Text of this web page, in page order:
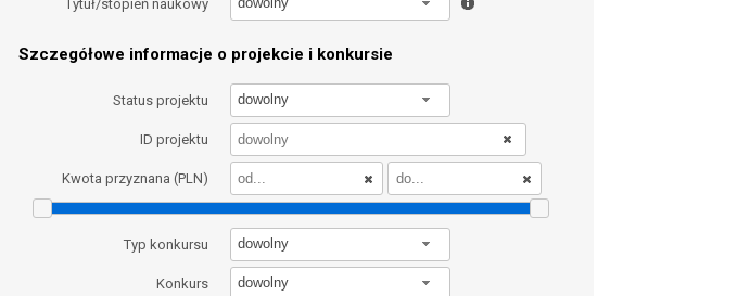
Tytuł/stopień naukowy
Szczegółowe informacje o projekcie i konkursie
Status projektu dowolny
ID projektu
Kwota przyznana (PLN)
Typ konkursu dowolny
Konkurs dowolny